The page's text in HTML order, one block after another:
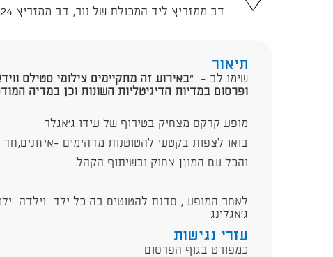
דב ממזריץ ליד המכולת של נור, דב ממזריץ 24, תל אביב - יפו
תיאור
שימו לב - "באירוע זה מתקיימים צילומי סטילס
ופרסום במדיות הדיגיטליות השונות וכן במדיה
מופע קרקס מצחיק בטירוף של עידו ג'אגלר
בואו לצפות בקטעי להטוטנות מדהימים -איזונים,חד
והכל עם המוןן צחוק ובשיתוף הקהל.
לאחר המופע , סדנת להטוטים בה כל ילד וילדה
ג'אגלינג
עזרי נגישות
כמפורט בגוף הפרסום